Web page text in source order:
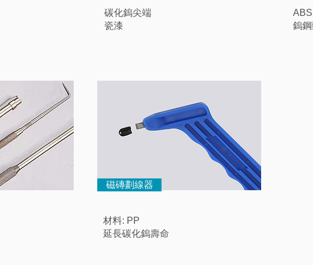
碳化鎢尖端
瓷漆
鎢
磁磚劃線器
材料: PP
延長碳化鎢壽命